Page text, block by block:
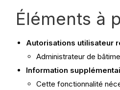
Éléments à
Autorisations utilisateur
Administrateur de
Information
Cette fonctionnalité